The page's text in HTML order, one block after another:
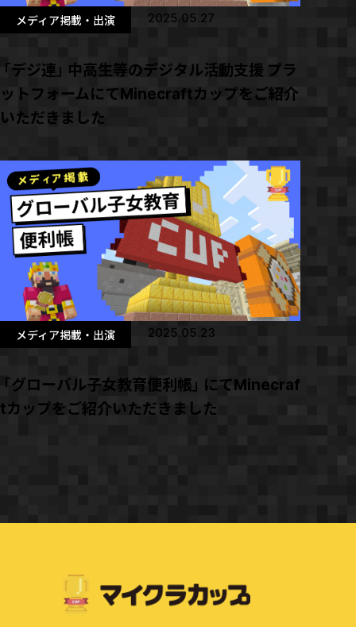
メディア掲載・出演 2025.05.27
「デジ連」中高生等のデジタル活動支援 プラ
ットフォームにてMinecraftカップをご紹介
いただきました
メディア掲載・出演 2025.05.23
「グローバル子女教育便利帳」にてMinecraf
tカップをご紹介いただきました